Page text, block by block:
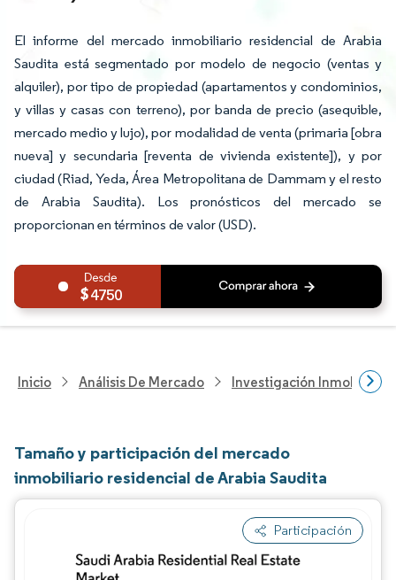
El informe del mercado inmobiliario residencial de Arabia
Saudita está segmentado por modelo de negocio (ventas y
alquiler), por tipo de propiedad (apartamentos y condominios,
y villas y casas con terreno), por banda de precio (asequible,
mercado medio y lujo), por modalidad de venta (primaria [obra
nueva] y secundaria [reventa de vivienda existente]), y por
ciudad (Riad, Yeda, Área Metropolitana de Dammam y el resto
de Arabia Saudita). Los pronósticos del mercado se
proporcionan en términos de valor (USD).
4750
Inicio Análisis De Mercado Investigación Inmobiliaria
Tamaño y participación del mercado
inmobiliario residencial de Arabia Saudita
Participación